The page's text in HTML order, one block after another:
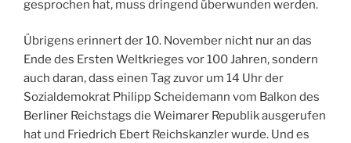
gesprochen hat, muss dringend überwunden werden.
Übrigens erinnert der 10. November nicht nur an das
Ende des Ersten Weltkrieges vor 100 Jahren, sondern
auch daran, dass einen Tag zuvor um 14 Uhr der
Sozialdemokrat Philipp Scheidemann vom Balkon des
Berliner Reichstags die Weimarer Republik ausgerufen
hat und Friedrich Ebert Reichskanzler wurde. Und es